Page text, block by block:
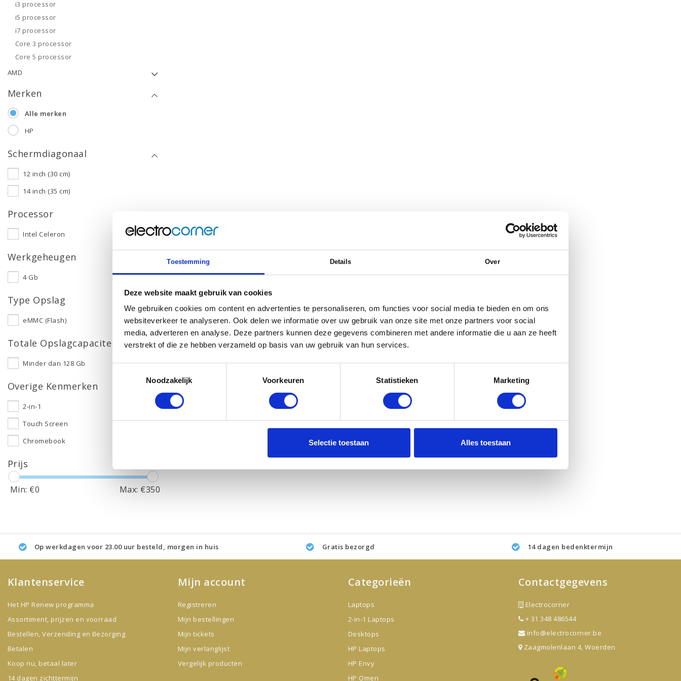
Toestemming Details Over
Deze website maakt gebruik van cookies
We gebruiken cookies om content en advertenties te personaliseren, om functies voor social media te bieden en om ons
websiteverkeer te analyseren. Ook delen we informatie over uw gebruik van onze site met onze partners voor social
media, adverteren en analyse. Deze partners kunnen deze gegevens combineren met andere informatie die u aan ze heeft
verstrekt of die ze hebben verzameld op basis van uw gebruik van hun services.
Noodzakelijk
Voorkeuren Statistieken Marketing
Selectie toestaan Alles toestaan
i3 processor
i5 processor
i7 processor
Core 3 processor
Core 5 processor
AMD
Merken
Alle merken
HP
Schermdiagonaal
12 inch (30 cm)
14 inch (35 cm)
Processor
Intel Celeron
Werkgeheugen
4 Gb
Type Opslag
eMMC (Flash)
Totale Opslagcapaciteit
Minder dan 128 Gb
Overige Kenmerken
2-in-1
Touch Screen
Chromebook
Prijs
Min: €0 Max: €350
Op werkdagen voor 23.00 uur besteld, morgen in huis Gratis bezorgd 14 dagen bedenktermijn
Klantenservice
Het HP Renew programma
Assortiment, prijzen en voorraad
Bestellen, Verzending en Bezorging
Betalen
Koop nu, betaal later
14 dagen zichttermijn
Mijn account
Registreren
Mijn bestellingen
Mijn tickets
Mijn verlanglijst
Vergelijk producten
Categorieën
Laptops
2-in-1 Laptops
Desktops
HP Laptops
HP Envy
HP Omen
Contactgegevens
Electrocorner
+ 31 348 486544
info@electrocorner.be
Zaagmolenlaan 4, Woerden